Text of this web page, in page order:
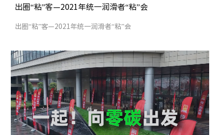
出圈“粘”客—2021年统一润滑者“粘”会
出圈“粘”客—2021年统一润滑者“粘”会